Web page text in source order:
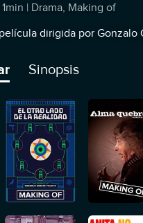
1min | Drama, Making of
dirigida por Gonzalo
Sinopsis